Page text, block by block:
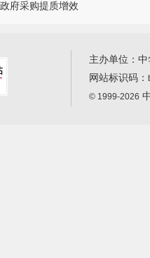
府采购提质增效
主办单位：
网站标识码：
© 1999-2026